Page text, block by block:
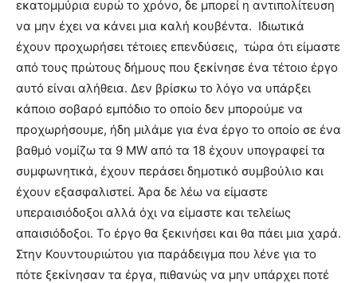
εκατομμύρια ευρώ το χρόνο, δε μπορεί η αντιπολίτευση
να μην έχει να κάνει μια καλή κουβέντα. Ιδιωτικά
έχουν προχωρήσει τέτοιες επενδύσεις, τώρα ότι είμαστε
από τους πρώτους δήμους που ξεκίνησε ένα τέτοιο έργο
αυτό είναι αλήθεια. Δεν βρίσκω το λόγο να υπάρξει
κάποιο σοβαρό εμπόδιο το οποίο δεν μπορούμε να
προχωρήσουμε, ήδη μιλάμε για ένα έργο το οποίο σε ένα
βαθμό νομίζω τα 9 MW από τα 18 έχουν υπογραφεί τα
συμφωνητικά, έχουν περάσει δημοτικό συμβούλιο και
έχουν εξασφαλιστεί. Άρα δε λέω να είμαστε
υπεραισιόδοξοι αλλά όχι να είμαστε και τελείως
απαισιόδοξοι. Το έργο θα ξεκινήσει και θα πάει μια χαρά.
Στην Κουντουριώτου για παράδειγμα που λένε για το
πότε ξεκίνησαν τα έργα, πιθανώς να μην υπάρχει ποτέ